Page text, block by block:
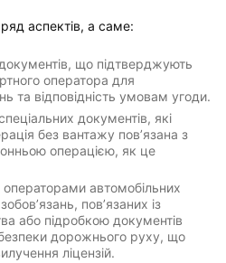
аспектів, а саме:
що підтверджують
оператора для
та відповідність умовам угоди.
документів, які
без вантажу пов’язана з
операцією, як це
автомобільних
пов’язаних із
або підробкою документів
дорожнього руху, що
ліцензій.